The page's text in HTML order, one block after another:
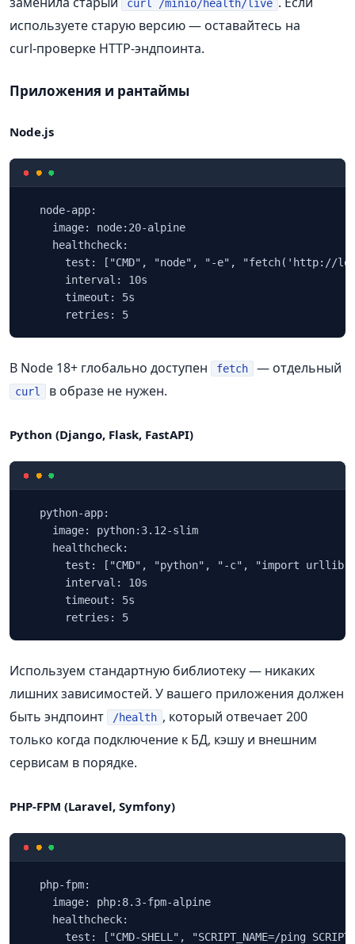
curl /minio/health/live
используете старую версию — оставайтесь на
curl‑проверке HTTP‑эндпоинта.
Приложения и рантаймы
Node.js
  node-app:
    image: node:20-alpine
    healthcheck:
test: ["CMD", "node", "-e", "fetch('http://
      interval: 10s
      timeout: 5s
      retries: 5
В Node 18+ глобально доступен fetch — отдельный
curl в образе не нужен.
Python (Django, Flask, FastAPI)
  python-app:
    image: python:3.12-slim
    healthcheck:
test: ["CMD", "python", "-c", "import
      interval: 10s
      timeout: 5s
      retries: 5
Используем стандартную библиотеку — никаких
лишних зависимостей. У вашего приложения должен
быть эндпоинт
/health , который отвечает 200
только когда подключение к БД, кэшу и внешним
сервисам в порядке.
PHP‑FPM (Laravel, Symfony)
  php-fpm:
    image: php:8.3-fpm-alpine
    healthcheck:
test: ["CMD-SHELL", "SCRIPT_NAME=/ping